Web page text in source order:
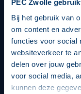
PEC Zwolle
Bij het gebruik van
om content en
functies voor social
websiteverkeer te
delen over jouw
voor social media,
kunnen deze